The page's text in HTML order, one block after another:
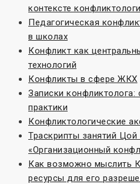
контексте
Педагогическая
в школах
Конфликт как
технологий
Конфликты в сфере ЖКХ
Записки конфликтолога:
практики
Конфликтологические
Траскрипты занятий Цой
«Организационный
Как возможно мыслить
ресурсы для его